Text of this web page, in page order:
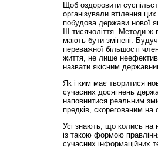
Щоб оздоровити
організували втілення
побудова держави нової
ІІІ тисячоліття. Методи
мають бути змінені.
переважної більшості
життя, не лише
назвати якісним
Як і ким має творитися
сучасних досягнень
наповнитися реальним
предків, скорегованим на
Усі знають, що колись на
із такою формою
сучасних інформаційних